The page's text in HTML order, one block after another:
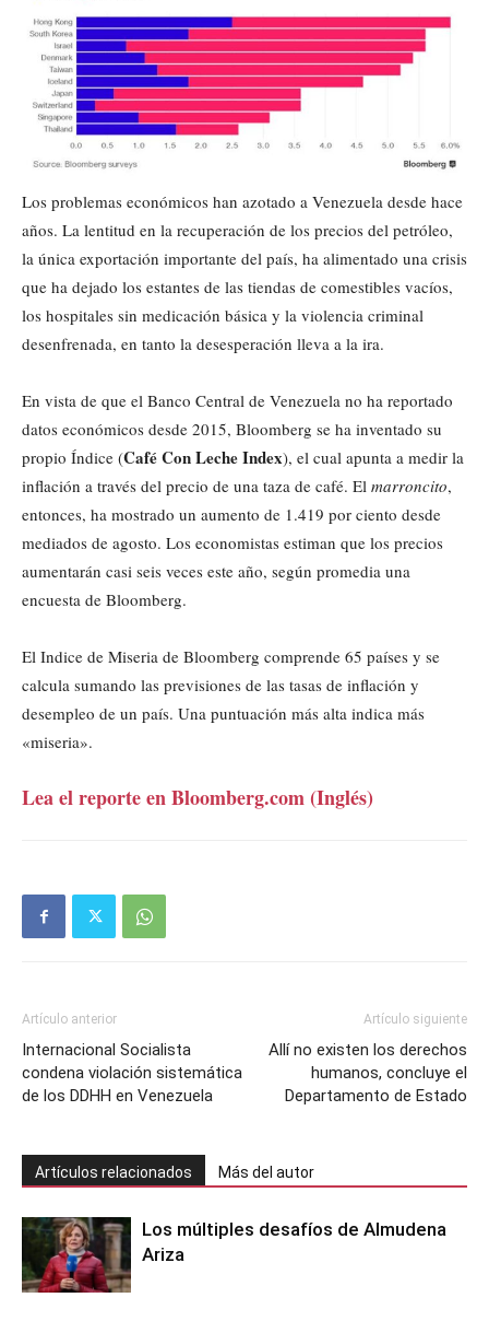
Los problemas económicos han azotado a Venezuela desde hace
años. La lentitud en la recuperación de los precios del petróleo,
la única exportación importante del país, ha alimentado una crisis
que ha dejado los estantes de las tiendas de comestibles vacíos,
los hospitales sin medicación básica y la violencia criminal
desenfrenada, en tanto la desesperación lleva a la ira.
En vista de que el Banco Central de Venezuela no ha reportado
datos económicos desde 2015, Bloomberg se ha inventado su
propio Índice (Café Con Leche Index), el cual apunta a medir la
inflación a través del precio de una taza de café. El marroncito,
entonces, ha mostrado un aumento de 1.419 por ciento desde
mediados de agosto. Los economistas estiman que los precios
aumentarán casi seis veces este año, según promedia una
encuesta de Bloomberg.
El Indice de Miseria de Bloomberg comprende 65 países y se
calcula sumando las previsiones de las tasas de inflación y
desempleo de un país. Una puntuación más alta indica más
«miseria».
Lea el reporte en Bloomberg.com (Inglés)
Artículo anterior
Internacional Socialista
condena violación sistemática
de los DDHH en Venezuela
Artículo siguiente
Allí no existen los derechos
humanos, concluye el
Departamento de Estado
Artículos relacionados Más del autor
Los múltiples desafíos de Almudena
Ariza